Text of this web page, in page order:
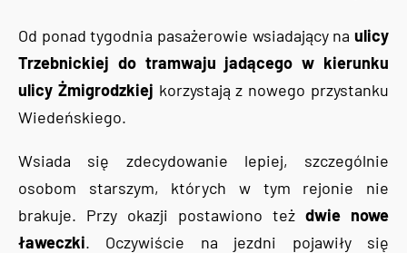
Od ponad tygodnia pasażerowie wsiadający na ulicy
Trzebnickiej do tramwaju jadącego w kierunku
ulicy Żmigrodzkiej korzystają z nowego przystanku
Wiedeńskiego.
Wsiada się zdecydowanie lepiej, szczególnie
osobom starszym, których w tym rejonie nie
brakuje. Przy okazji postawiono też dwie nowe
ławeczki. Oczywiście na jezdni pojawiły się